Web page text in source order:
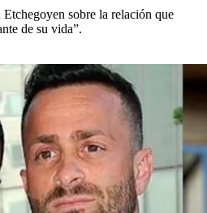
sobre la relación que
de su vida”.